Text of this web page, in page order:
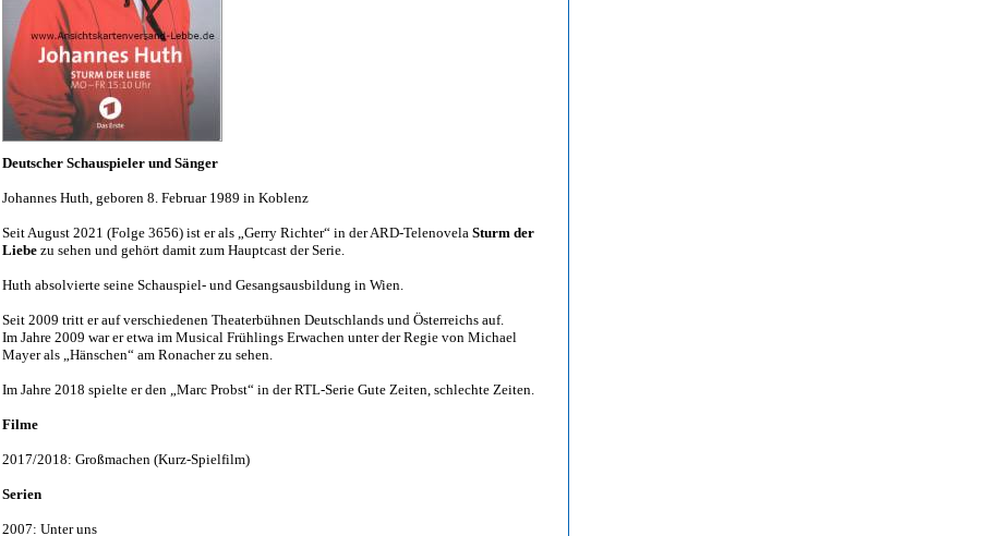
Deutscher Schauspieler und Sänger
Johannes Huth, geboren 8. Februar 1989 in Koblenz
Seit August 2021 (Folge 3656) ist er als „Gerry Richter“ in der ARD-Telenovela Sturm der
Liebe zu sehen und gehört damit zum Hauptcast der Serie.
Huth absolvierte seine Schauspiel- und Gesangsausbildung in Wien.
Seit 2009 tritt er auf verschiedenen Theaterbühnen Deutschlands und Österreichs auf.
Im Jahre 2009 war er etwa im Musical Frühlings Erwachen unter der Regie von Michael
Mayer als „Hänschen“ am Ronacher zu sehen.
Im Jahre 2018 spielte er den „Marc Probst“ in der RTL-Serie Gute Zeiten, schlechte Zeiten.
Filme
2017/2018: Großmachen (Kurz-Spielfilm)
Serien
2007: Unter uns